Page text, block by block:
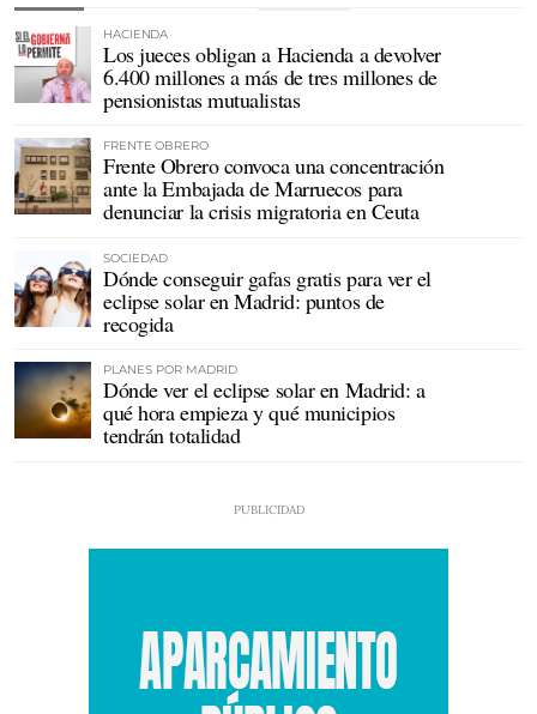
HACIENDA
Los jueces obligan a Hacienda a devolver
6.400 millones a más de tres millones de
pensionistas mutualistas
FRENTE OBRERO
Frente Obrero convoca una concentración
ante la Embajada de Marruecos para
denunciar la crisis migratoria en Ceuta
SOCIEDAD
Dónde conseguir gafas gratis para ver el
eclipse solar en Madrid: puntos de
recogida
PLANES POR MADRID
Dónde ver el eclipse solar en Madrid: a
qué hora empieza y qué municipios
tendrán totalidad